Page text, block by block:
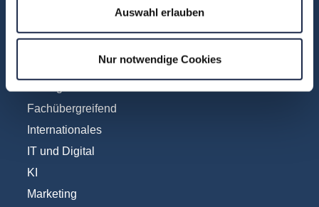
Auswahl erlauben
Nur notwendige Cookies
Fachbereiche
Abo & Subscription
Fachübergreifend
Internationales
IT und Digital
KI
Marketing